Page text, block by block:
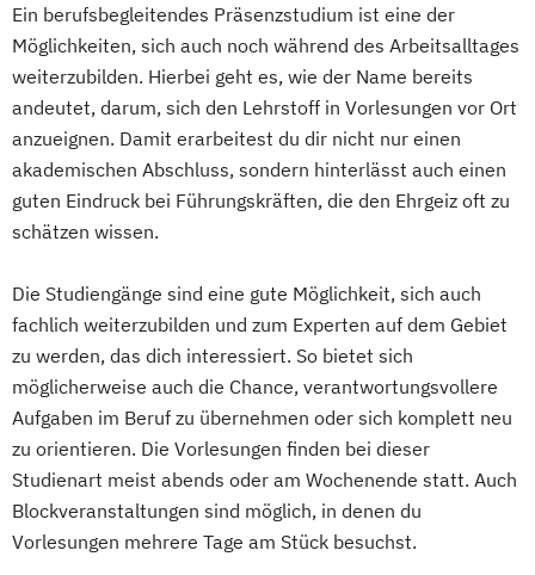
Ein berufsbegleitendes Präsenzstudium ist eine der
Möglichkeiten, sich auch noch während des Arbeitsalltages
weiterzubilden. Hierbei geht es, wie der Name bereits
andeutet, darum, sich den Lehrstoff in Vorlesungen vor Ort
anzueignen. Damit erarbeitest du dir nicht nur einen
akademischen Abschluss, sondern hinterlässt auch einen
guten Eindruck bei Führungskräften, die den Ehrgeiz oft zu
schätzen wissen.
Die Studiengänge sind eine gute Möglichkeit, sich auch
fachlich weiterzubilden und zum Experten auf dem Gebiet
zu werden, das dich interessiert. So bietet sich
möglicherweise auch die Chance, verantwortungsvollere
Aufgaben im Beruf zu übernehmen oder sich komplett neu
zu orientieren. Die Vorlesungen finden bei dieser
Studienart meist abends oder am Wochenende statt. Auch
Blockveranstaltungen sind möglich, in denen du
Vorlesungen mehrere Tage am Stück besuchst.